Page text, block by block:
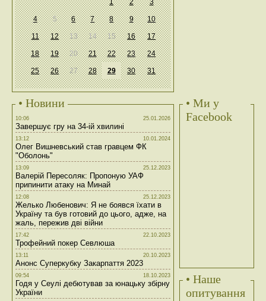
1 2 3
4 5 6 7 8 9 10
11 12 13 14 15 16 17
18 19 20 21 22 23 24
25 26 27 28 29 30 31
• Новини
10:06 25.01.2026
Завершує гру на 34-ій хвилині
13:12 10.01.2024
Олег Вишневський став гравцем ФК
"Оболонь"
13:09 25.12.2023
Валерій Пересоляк: Пропоную УАФ
припинити атаку на Минай
12:08 25.12.2023
Желько Любенович: Я не боявся їхати в
Україну та був готовий до цього, адже, на
жаль, пережив дві війни
17:42 22.10.2023
Трофейний покер Севлюша
13:11 20.10.2023
Анонс Суперкубку Закарпаття 2023
09:54 18.10.2023
Годя у Сеулі дебютував за юнацьку збірну
України
• Ми у
Facebook
• Наше
опитування